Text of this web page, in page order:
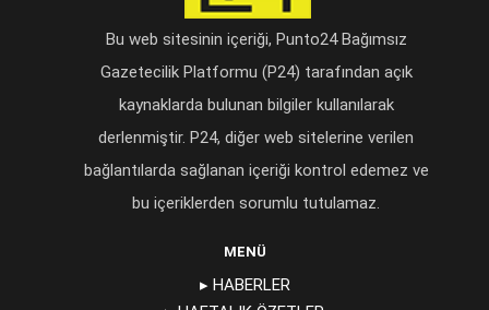
Bu web sitesinin içeriği, Punto24 Bağımsız
Gazetecilik Platformu (P24) tarafından açık
kaynaklarda bulunan bilgiler kullanılarak
derlenmiştir. P24, diğer web sitelerine verilen
bağlantılarda sağlanan içeriği kontrol edemez ve
bu içeriklerden sorumlu tutulamaz.
MENÜ
▸ HABERLER